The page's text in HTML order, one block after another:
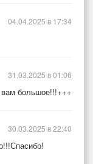
04.04.2025 в 17:34
большое!!!+++
31.03.2025 в 01:06
30.03.2025 в 22:40